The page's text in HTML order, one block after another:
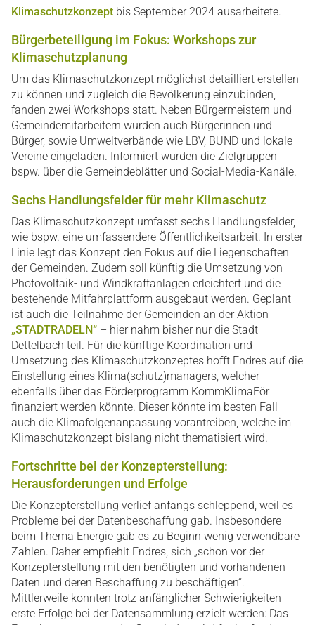
Klimaschutzkonzept bis September 2024 ausarbeitete.
Bürgerbeteiligung im Fokus: Workshops zur
Klimaschutzplanung
Um das Klimaschutzkonzept möglichst detailliert erstellen
zu können und zugleich die Bevölkerung einzubinden,
fanden zwei Workshops statt. Neben Bürgermeistern und
Gemeindemitarbeitern wurden auch Bürgerinnen und
Bürger, sowie Umweltverbände wie LBV, BUND und lokale
Vereine eingeladen. Informiert wurden die Zielgruppen
bspw. über die Gemeindeblätter und Social-Media-Kanäle.
Sechs Handlungsfelder für mehr Klimaschutz
Das Klimaschutzkonzept umfasst sechs Handlungsfelder,
wie bspw. eine umfassendere Öffentlichkeitsarbeit. In erster
Linie legt das Konzept den Fokus auf die Liegenschaften
der Gemeinden. Zudem soll künftig die Umsetzung von
Photovoltaik- und Windkraftanlagen erleichtert und die
bestehende Mitfahrplattform ausgebaut werden. Geplant
ist auch die Teilnahme der Gemeinden an der Aktion
„STADTRADELN“ – hier nahm bisher nur die Stadt
Dettelbach teil. Für die künftige Koordination und
Umsetzung des Klimaschutzkonzeptes hofft Endres auf die
Einstellung eines Klima(schutz)managers, welcher
ebenfalls über das Förderprogramm KommKlimaFör
finanziert werden könnte. Dieser könnte im besten Fall
auch die Klimafolgenanpassung vorantreiben, welche im
Klimaschutzkonzept bislang nicht thematisiert wird.
Fortschritte bei der Konzepterstellung:
Herausforderungen und Erfolge
Die Konzepterstellung verlief anfangs schleppend, weil es
Probleme bei der Datenbeschaffung gab. Insbesondere
beim Thema Energie gab es zu Beginn wenig verwendbare
Zahlen. Daher empfiehlt Endres, sich „schon vor der
Konzepterstellung mit den benötigten und vorhandenen
Daten und deren Beschaffung zu beschäftigen“.
Mittlerweile konnten trotz anfänglicher Schwierigkeiten
erste Erfolge bei der Datensammlung erzielt werden: Das